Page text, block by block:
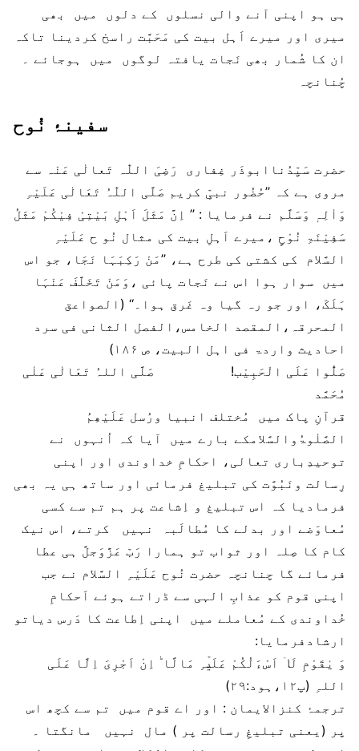
ہی ہو اپنی آنے والی نسلوں کے دلوں میں بھی
میری اور میرے اَہل بیت کی مَحَبَّت راسخ کردینا تاکہ
ان کا شُمار بھی نَجات یافتہ لوگوں میں ہوجائے ۔
چُنانچہ
حضرت سَیِّدُناابوذَر غِفاری رَضِیَ اللّٰہ تَعالٰی عَنْہ سے
مروی ہے کہ ’’حُضُور نبیِّ کریم صَلَّی اللّٰہُ تَعَالٰی عَلَیْہِ
وَاٰلِہٖ وَسَلَّم نے فرمایا : ’’ اِنَّ مَثَلَ اَہْلِ بَیْتِیْ فِیْکُمْ مَثَلُ
سَفِیْنَۃِ نُوْحٍ ،میرے اَہلِ بیت کی مثال نُو ح عَلَیْہِ
السَّلام کی کشتی کی طرح ہے، ’’مَنْ رَکِبَہَا نَجَا، جو اس
میں سوار ہوا اس نے نَجات پائی ،وَمَنْ تَخَلَّفَ عَنْہَا
ہَلَکَ، اور جو رہ گیا وہ غَرق ہوا۔‘‘ (الصواعق
المحرقہ،المقصد الخامس،الفصل الثانی فی سرد
احادیث واردۃ فی اہل البیت، ص ۱۸۶)
صَلُّوا عَلَی الْحَبِیْب! صَلَّی اللہُ تَعَالٰی عَلٰی
مُحَمَّد
قرآنِ پاک میں مُختلف انبیا ورُسل عَلَیْھِمُ
الصَّلٰوۃُوالسَّلامکے بارے میں آیا کہ اُنہوں نے
توحیدِباری تعالی، احکامِ خداوندی اور اپنی
رِسالت ونَبُوَّت کی تبلیغ فرمائی اور ساتھ ہی یہ بھی
فرمادیا کہ اس تبلیغ و اِشاعت پر ہم تم سے کسی
مُعاوَضے اور بدلے کا مُطالَبہ نہیں کرتے، اس نیک
کام کا صِلہ اور ثواب تو ہمارا رَبّ عَزَّوَجلَّ ہی عطا
فرمائے گا چنانچہ حضرت نُوح عَلَیْہِ السَّلام نے جب
اپنی قوم کو عذابِ الہی سے ڈراتے ہوئے اَحکامِ
خُداوندی کے مُعاملے میں اپنی اِطاعت کا دَرس دیاتو
ارشادفرمایا:
وَ یٰقَوْمِ لَاۤ اَسْءَلُکُمْ عَلَیۡہِ مَالًا ؕ اِنْ اَجْرِیَ اِلَّا عَلَی
اللہِ (پ۱۲،ہود:۲۹)
ترجمۂ کنزالایمان : اور اے قوم میں تم سے کچھ اس
پر (یعنی تبلیغِ رسالت پر ) مال نہیں مانگتا ۔